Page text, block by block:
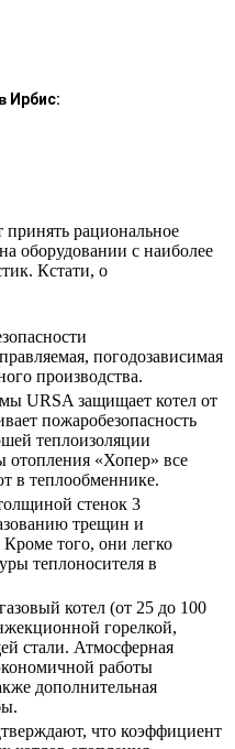
Ирбис:
рациональное
оборудовании с наиболее
Кстати, о
погодозависимая
производства.
URSA защищает котел от
пожаробезопасность
теплоизоляции
«Хопер» все
в теплообменнике.
стенок 3
трещин и
того, они легко
теплоносителя в
котел (от 25 до 100
горелкой,
стали. Атмосферная
работы
дополнительная
что коэффициент